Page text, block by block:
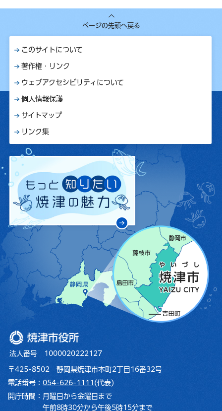
ページの先頭へ戻る
このサイトについて
著作権・リンク
ウェブアクセシビリティについて
個人情報保護
サイトマップ
リンク集
焼津市役所
法人番号 1000020222127
〒425-8502 静岡県焼津市本町2丁目16番32号
電話番号： 054-626-1111 (代表)
開庁時間： 月曜日から金曜日まで
午前8時30分から午後5時15分まで